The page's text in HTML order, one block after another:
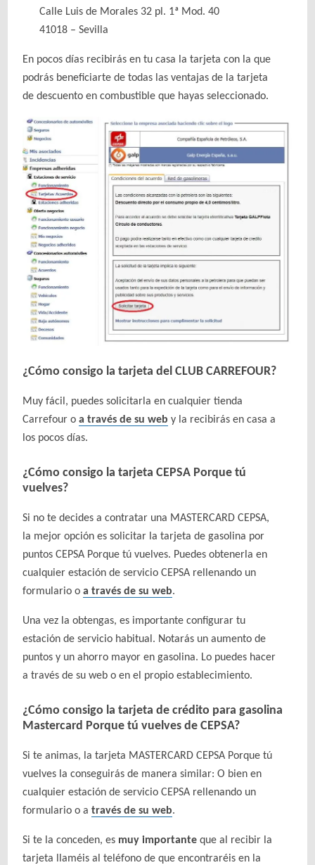
Calle Luis de Morales 32 pl. 1ª Mod. 40
41018 – Sevilla
En pocos días recibirás en tu casa la tarjeta con la que
podrás beneficiarte de todas las ventajas de la tarjeta
de descuento en combustible que hayas seleccionado.
¿Cómo consigo la tarjeta del CLUB CARREFOUR?
Muy fácil, puedes solicitarla en cualquier tienda
Carrefour oa través de su web y la recibirás en casa a
los pocos días.
¿Cómo consigo la tarjeta CEPSA Porque tú
vuelves?
Si no te decides a contratar una MASTERCARD CEPSA,
la mejor opción es solicitar la tarjeta de gasolina por
puntos CEPSA Porque tú vuelves. Puedes obtenerla en
cualquier estación de servicio CEPSA rellenando un
formulario oa través de su web.
Una vez la obtengas, es importante configurar tu
estación de servicio habitual. Notarás un aumento de
puntos y un ahorro mayor en gasolina. Lo puedes hacer
a través de su web o en el propio establecimiento.
¿Cómo consigo la tarjeta de crédito para gasolina
Mastercard Porque tú vuelves de CEPSA?
Si te animas, la tarjeta MASTERCARD CEPSA Porque tú
vuelves la conseguirás de manera similar: O bien en
cualquier estación de servicio CEPSA rellenando un
formulario o através de su web.
Si te la conceden, es muy importante que al recibir la
tarjeta llaméis al teléfono de que encontraréis en la